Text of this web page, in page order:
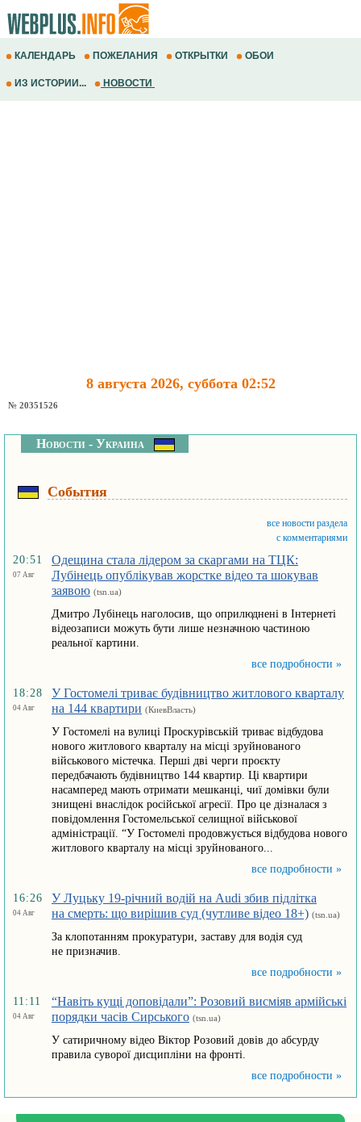
КАЛЕНДАРЬ ПОЖЕЛАНИЯ ОТКРЫТКИ ОБОИ
ИЗ ИСТОРИИ... НОВОСТИ
8 августа 2026, суббота 02:52
№ 20351526
Новости - Украина
События
все новости раздела
с комментариями
20:51
07 Авг
Одещина стала лідером за скаргами на ТЦК:
Лубінець опублікував жорстке відео та шокував
заявою (tsn.ua)
Дмитро Лубінець наголосив, що оприлюднені в Інтернеті
відеозаписи можуть бути лише незначною частиною
реальної картини.
все подробности »
18:28
04 Авг
У Гостомелі триває будівництво житлового кварталу
на 144 квартири (КиевВласть)
У Гостомелі на вулиці Проскурівській триває відбудова
нового житлового кварталу на місці зруйнованого
військового містечка. Перші дві черги проєкту
передбачають будівництво 144 квартир. Ці квартири
насамперед мають отримати мешканці, чиї домівки були
знищені внаслідок російської агресії. Про це дізналася з
повідомлення Гостомельської селищної військової
адміністрації. “У Гостомелі продовжується відбудова нового
житлового кварталу на місці зруйнованого...
все подробности »
16:26
04 Авг
У Луцьку 19-річний водій на Audi збив підлітка
на смерть: що вирішив суд (чутливе відео 18+) (tsn.ua)
За клопотанням прокуратури, заставу для водія суд
не призначив.
все подробности »
11:11
04 Авг
“Навіть кущі доповідали”: Розовий висміяв армійські
порядки часів Сирського (tsn.ua)
У сатиричному відео Віктор Розовий довів до абсурду
правила суворої дисципліни на фронті.
все подробности »